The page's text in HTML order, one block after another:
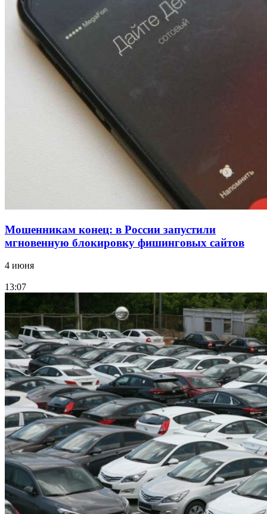
12:01
Волгоградские вузы в топе зарплатного
рейтинга: ВолгГТУ и ВолгГМУ вошли в топ‑15
для химической отрасли и фармацевтики
В Красноармейском районе Волгограда стартует
конкурс на ремонт моста через Волго‑Донской
судоходный канал
Мошенникам конец: в России запустили
мгновенную блокировку фишинговых сайтов
4 июня
13:07